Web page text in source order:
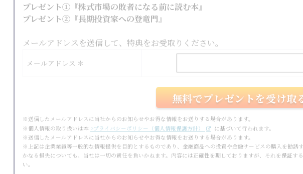
プレゼント①『株式市場の敗者になる前に読む本』
プレゼント②『長期投資家への登竜門』
メールアドレスを送信して、特典をお受取りください。
メールアドレス ＊
※送信したメールアドレスに当社からのお知らせやお得な情報をお送りする場合があります。
※個人情報の取り扱いは本 >プライバシーポリシー（個人情報保護方針）
に基づいて行われます。
※送信したメールアドレスに当社からのお知らせやお得な情報をお送りする場合があります。
※上記は企業業績等一般的な情報提供を目的とするものであり、金融商品への投資や金融サービスの購入を勧
かなる損失についても、当社は一切の責任を負いかねます。内容には正確性を期しておりますが、それを保証す
い。